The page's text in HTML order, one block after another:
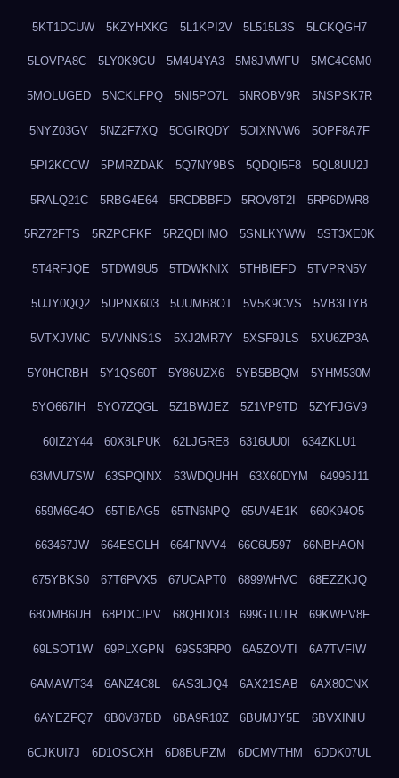
5KT1DCUW 5KZYHXKG 5L1KPI2V 5L515L3S 5LCKQGH7
5LOVPA8C 5LY0K9GU 5M4U4YA3 5M8JMWFU 5MC4C6M0
5MOLUGED 5NCKLFPQ 5NI5PO7L 5NROBV9R 5NSPSK7R
5NYZ03GV 5NZ2F7XQ 5OGIRQDY 5OIXNVW6 5OPF8A7F
5PI2KCCW 5PMRZDAK 5Q7NY9BS 5QDQI5F8 5QL8UU2J
5RALQ21C 5RBG4E64 5RCDBBFD 5ROV8T2I 5RP6DWR8
5RZ72FTS 5RZPCFKF 5RZQDHMO 5SNLKYWW 5ST3XE0K
5T4RFJQE 5TDWI9U5 5TDWKNIX 5THBIEFD 5TVPRN5V
5UJY0QQ2 5UPNX603 5UUMB8OT 5V5K9CVS 5VB3LIYB
5VTXJVNC 5VVNNS1S 5XJ2MR7Y 5XSF9JLS 5XU6ZP3A
5Y0HCRBH 5Y1QS60T 5Y86UZX6 5YB5BBQM 5YHM530M
5YO667IH 5YO7ZQGL 5Z1BWJEZ 5Z1VP9TD 5ZYFJGV9
60IZ2Y44 60X8LPUK 62LJGRE8 6316UU0I 634ZKLU1
63MVU7SW 63SPQINX 63WDQUHH 63X60DYM 64996J11
659M6G4O 65TIBAG5 65TN6NPQ 65UV4E1K 660K94O5
663467JW 664ESOLH 664FNVV4 66C6U597 66NBHAON
675YBKS0 67T6PVX5 67UCAPT0 6899WHVC 68EZZKJQ
68OMB6UH 68PDCJPV 68QHDOI3 699GTUTR 69KWPV8F
69LSOT1W 69PLXGPN 69S53RP0 6A5ZOVTI 6A7TVFIW
6AMAWT34 6ANZ4C8L 6AS3LJQ4 6AX21SAB 6AX80CNX
6AYEZFQ7 6B0V87BD 6BA9R10Z 6BUMJY5E 6BVXINIU
6CJKUI7J 6D1OSCXH 6D8BUPZM 6DCMVTHM 6DDK07UL